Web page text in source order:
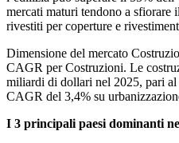
mercati maturi tendono a sfiorare
rivestiti per coperture e
Dimensione del mercato
CAGR per Costruzioni. Le
miliardi di dollari nel 2025, pari al
CAGR del 3,4% su
I 3 principali paesi dominanti